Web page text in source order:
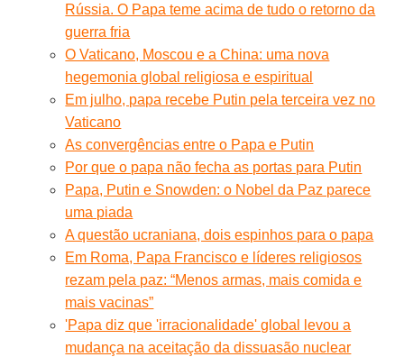
Rússia. O Papa teme acima de tudo o retorno da
guerra fria
O Vaticano, Moscou e a China: uma nova
hegemonia global religiosa e espiritual
Em julho, papa recebe Putin pela terceira vez no
Vaticano
As convergências entre o Papa e Putin
Por que o papa não fecha as portas para Putin
Papa, Putin e Snowden: o Nobel da Paz parece
uma piada
A questão ucraniana, dois espinhos para o papa
Em Roma, Papa Francisco e líderes religiosos
rezam pela paz: “Menos armas, mais comida e
mais vacinas”
'Papa diz que 'irracionalidade' global levou a
mudança na aceitação da dissuasão nuclear